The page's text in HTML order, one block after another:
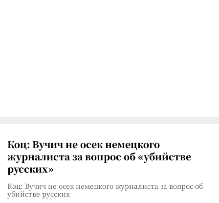
Коц: Вучич не осек немецкого
журналиста за вопрос об «убийстве
русских»
Коц: Вучич не осек немецкого журналиста за вопрос об
убийстве русских